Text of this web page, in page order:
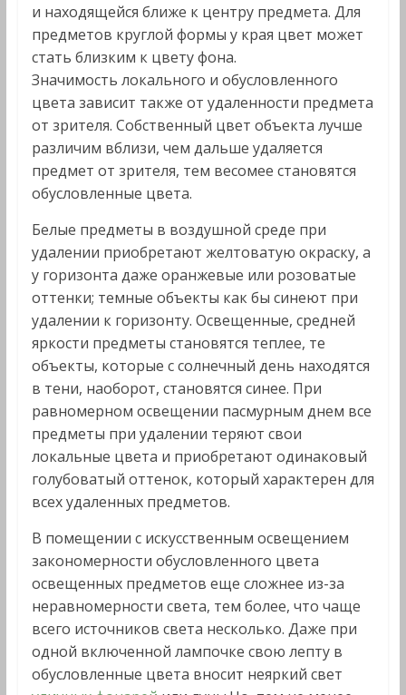
и находящейся ближе к центру предмета. Для
предметов круглой формы у края цвет может
стать близким к цвету фона.
Значимость локального и обусловленного
цвета зависит также от удаленности предмета
от зрителя. Собственный цвет объекта лучше
различим вблизи, чем дальше удаляется
предмет от зрителя, тем весомее становятся
обусловленные цвета.
Белые предметы в воздушной среде при
удалении приобретают желтоватую окраску, а
у горизонта даже оранжевые или розоватые
оттенки; темные объекты как бы синеют при
удалении к горизонту. Освещенные, средней
яркости предметы становятся теплее, те
объекты, которые с солнечный день находятся
в тени, наоборот, становятся синее. При
равномерном освещении пасмурным днем все
предметы при удалении теряют свои
локальные цвета и приобретают одинаковый
голубоватый оттенок, который характерен для
всех удаленных предметов.
В помещении с искусственным освещением
закономерности обусловленного цвета
освещенных предметов еще сложнее из-за
неравномерности света, тем более, что чаще
всего источников света несколько. Даже при
одной включенной лампочке свою лепту в
обусловленные цвета вносит неяркий свет